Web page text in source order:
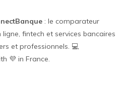
: le comparateur
fintech et services bancaires
et professionnels. 💻
💜 in France.
tous les